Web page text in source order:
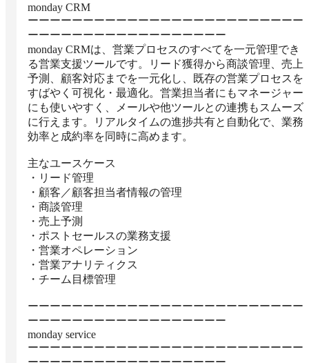
monday CRM
ーーーーーーーーーーーーーーーーーーーーーーーーー
ーーーーーーーーーーーーーーーーーー
monday CRMは、営業プロセスのすべてを一元管理でき
る営業支援ツールです。リード獲得から商談管理、売上
予測、顧客対応までを一元化し、既存の営業プロセスを
すばやく可視化・最適化。営業担当者にもマネージャー
にも使いやすく、メールや他ツールとの連携もスムーズ
に行えます。リアルタイムの進捗共有と自動化で、業務
効率と成約率を同時に高めます。
主なユースケース
・リード管理
・顧客／顧客担当者情報の管理
・商談管理
・売上予測
・ポストセールスの業務支援
・営業オペレーション
・営業アナリティクス
・チーム目標管理
ーーーーーーーーーーーーーーーーーーーーーーーーー
ーーーーーーーーーーーーーーーーーー
monday service
ーーーーーーーーーーーーーーーーーーーーーーーーー